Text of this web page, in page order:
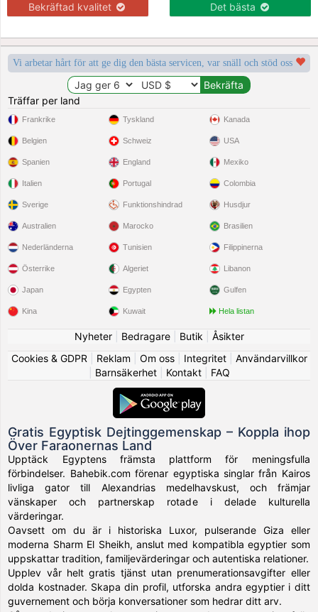
Bekräftad kvalitet Det bästa
Vi arbetar hårt för att ge dig den bästa servicen, var snäll och stöd oss
Träffar per land
Frankrike
Belgien
Spanien
Italien
Sverige
Tyskland
Schweiz
England
Portugal
Funktionshindrad
Kanada
USA
Mexiko
Colombia
Husdjur
Australien
Nederländerna
Österrike
Japan
Kina
Marocko
Tunisien
Algeriet
Egypten
Kuwait
Brasilien
Filippinerna
Libanon
Gulfen
Hela listan
Nyheter| Bedragare| Butik
Åsikter
Cookies & GDPR
Reklam Om oss| Integritet| Användarvillkor
Barnsäkerhet| Kontakt| FAQ
Gratis Egyptisk Dejtinggemenskap – Koppla ihop
Över Faraonernas Land
Upptäck Egyptens främsta plattform för meningsfulla
förbindelser. Bahebik.com förenar egyptiska singlar från Kairos
livliga gator till Alexandrias medelhavskust, och främjar
vänskaper och partnerskap rotade i delade kulturella
värderingar.
Oavsett om du är i historiska Luxor, pulserande Giza eller
moderna Sharm El Sheikh, anslut med kompatibla egyptier som
uppskattar tradition, familjevärderingar och autentiska relationer.
Upplev vår helt gratis tjänst utan prenumerationsavgifter eller
dolda kostnader. Skapa din profil, utforska andra egyptier i ditt
guvernement och börja konversationer som hedrar ditt arv.